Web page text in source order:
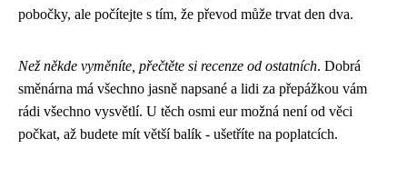
pobočky, ale počítejte s tím, že převod může trvat den dva.
Než někde vyměníte, přečtěte si recenze od ostatních. Dobrá
směnárna má všechno jasně napsané a lidi za přepážkou vám
rádi všechno vysvětlí. U těch osmi eur možná není od věci
počkat, až budete mít větší balík - ušetříte na poplatcích.